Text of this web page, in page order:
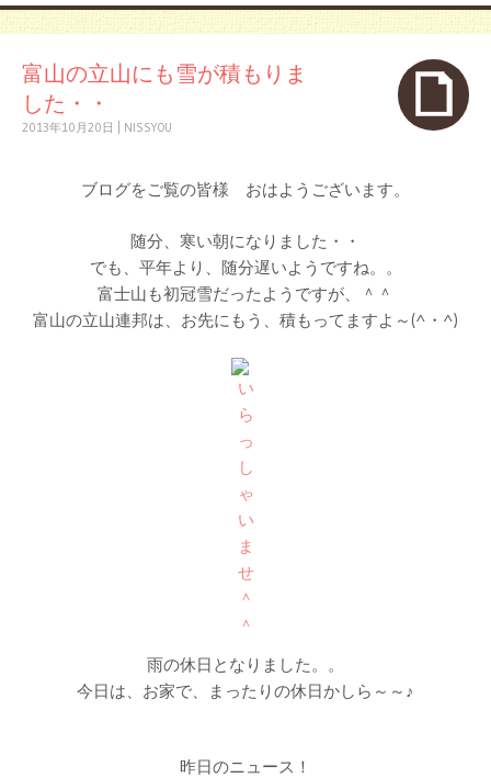
富山の立山にも雪が積もりま
した・・
2013年10月20日 NISSYOU
ブログをご覧の皆様 おはようございます。
随分、寒い朝になりました・・
でも、平年より、随分遅いようですね。。
富士山も初冠雪だったようですが、＾＾
富山の立山連邦は、お先にもう、積もってますよ～(^・^)
雨の休日となりました。。
今日は、お家で、まったりの休日かしら～～♪
昨日のニュース！